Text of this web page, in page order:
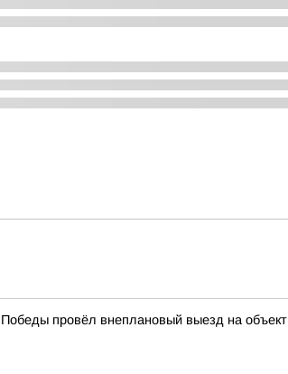
провёл внеплановый выезд на объект